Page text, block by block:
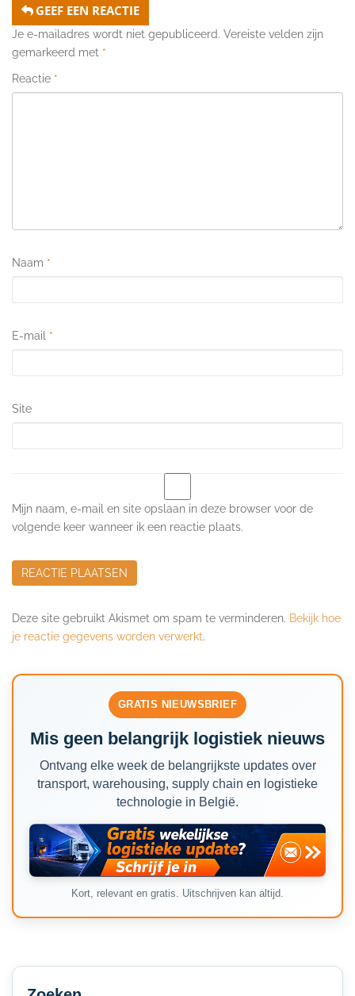
GEEF EEN REACTIE
Je e-mailadres wordt niet gepubliceerd. Vereiste velden zijn
gemarkeerd met *
Reactie *
Naam *
E-mail *
Site
Mijn naam, e-mail en site opslaan in deze browser voor de
volgende keer wanneer ik een reactie plaats.
Deze site gebruikt Akismet om spam te verminderen. Bekijk hoe
je reactie gegevens worden verwerkt.
GRATIS NIEUWSBRIEF
Mis geen belangrijk logistiek nieuws
Ontvang elke week de belangrijkste updates over
transport, warehousing, supply chain en logistieke
technologie in België.
Kort, relevant en gratis. Uitschrijven kan altijd.
Secondary